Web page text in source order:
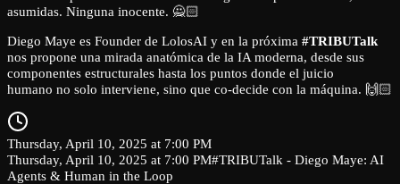
asumidas. Ninguna inocente. 🙅🏻
Diego Maye es Founder de LolosAI y en la próxima #TRIBUTalk
nos propone una mirada anatómica de la IA moderna, desde sus
componentes estructurales hasta los puntos donde el juicio
humano no solo interviene, sino que co-decide con la máquina. 🙌🏻
Thursday, April 10, 2025 at 7:00 PM
Thursday, April 10, 2025 at 7:00 PM#TRIBUTalk - Diego Maye: AI
Agents & Human in the Loop